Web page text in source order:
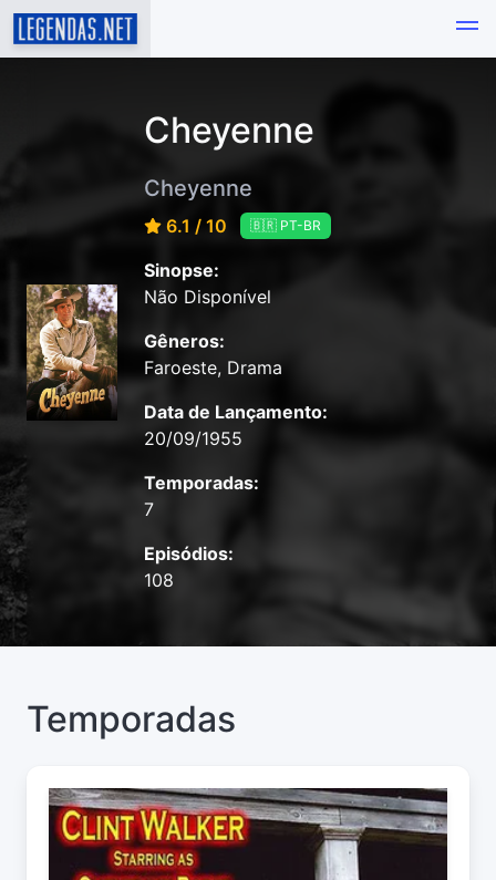
Cheyenne
Cheyenne
6.1 / 10 🇧🇷 PT-BR
Sinopse:
Não Disponível
Gêneros:
Faroeste, Drama
Data de Lançamento:
20/09/1955
Temporadas:
7
Episódios:
108
Temporadas